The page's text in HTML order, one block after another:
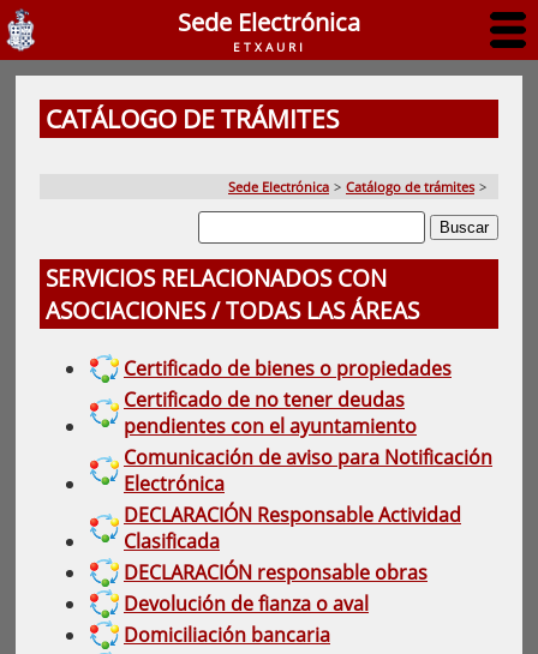
Sede Electrónica
ETXAURI
CATÁLOGO DE TRÁMITES
Sede Electrónica > Catálogo de trámites >
SERVICIOS RELACIONADOS CON
ASOCIACIONES / TODAS LAS ÁREAS
Certificado de bienes o propiedades
Certificado de no tener deudas
pendientes con el ayuntamiento
Comunicación de aviso para Notificación
Electrónica
DECLARACIÓN Responsable Actividad
Clasificada
DECLARACIÓN responsable obras
Devolución de fianza o aval
Domiciliación bancaria